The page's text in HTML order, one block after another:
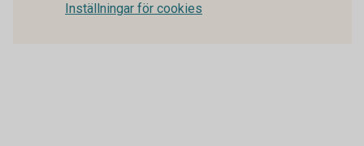
Inställningar för cookies